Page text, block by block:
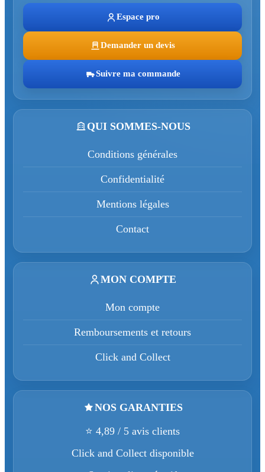
Espace pro
Demander un devis
Suivre ma commande
QUI SOMMES-NOUS
Conditions générales
Confidentialité
Mentions légales
Contact
MON COMPTE
Mon compte
Remboursements et retours
Click and Collect
NOS GARANTIES
⭐ 4,89 / 5 avis clients
Click and Collect disponible